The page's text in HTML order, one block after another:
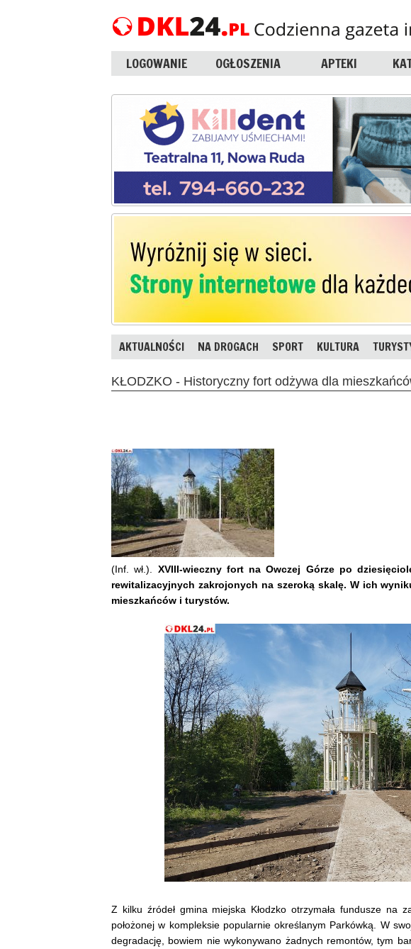
LOGOWANIE OGŁOSZENIA APTEKI
AKTUALNOŚCI NA DROGACH SPORT KULTURA
KŁODZKO - Historyczny fort odżywa dla
(Inf. wł.). XVIII-wieczny fort na Owczej Górze po
rewitalizacyjnych zakrojonych na szeroką skalę. W ich
mieszkańców i turystów.
Z kilku źródeł gmina miejska Kłodzko otrzymała fundusze na
położonej w kompleksie popularnie określanym Parkówką. W
degradację, bowiem nie wykonywano żadnych remontów, tym